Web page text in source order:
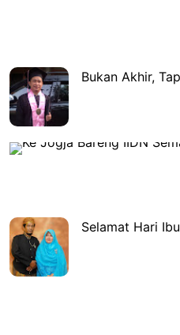
Bukan Akhir,
Selamat Hari